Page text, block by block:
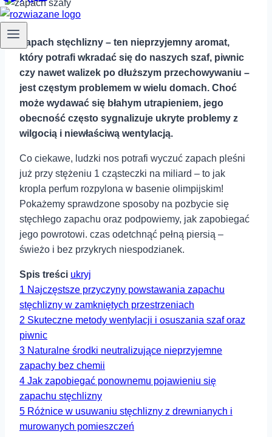
Zapach stęchlizny – ten nieprzyjemny aromat,
który‍ potrafi​ wkradać się do naszych szaf, piwnic ​
czy nawet walizek‍ po dłuższym ‍przechowywaniu⁤ –
‍jest częstym problemem w⁤ wielu ​domach. Choć
może ⁤wydawać się błahym utrapieniem, ⁢jego
⁣obecność często sygnalizuje ⁤ukryte problemy z
wilgocią i ‌niewłaściwą ‌wentylacją.
Co ciekawe, ludzki nos potrafi wyczuć zapach pleśni
już przy stężeniu 1 cząsteczki na miliard – to​ jak
kropla perfum rozpylona w ​basenie olimpijskim!
Pokażemy sprawdzone sposoby na pozbycie się
stęchłego zapachu ⁣oraz podpowiemy, jak zapobiegać
jego powrotowi. ‍czas odetchnąć pełną piersią –
‍świeżo i ‍bez przykrych niespodzianek.
Spis treści ukryj
1 Najczęstsze przyczyny powstawania zapachu
stęchlizny ⁢w zamkniętych przestrzeniach
2 Skuteczne metody wentylacji ‌i osuszania szaf⁣ oraz
⁢piwnic
3 Naturalne środki neutralizujące nieprzyjemne
zapachy bez⁢ chemii
4 Jak zapobiegać ponownemu pojawieniu się
zapachu stęchlizny
5 Różnice w usuwaniu stęchlizny‌ z drewnianych ‌i
murowanych pomieszczeń